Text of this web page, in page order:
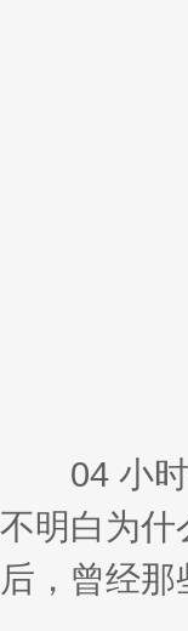
04 小时
不明白为什
后，曾经